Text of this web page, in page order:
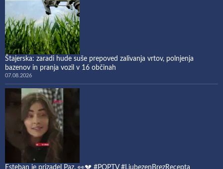
Štajerska: zaradi hude suše prepoved zalivanja vrtov, polnjenja
bazenov in pranja vozil v 16 občinah
07.08.2026
Esteban je prizadel Paz. 👀💔 #POPTV #LjubezenBrezRecepta